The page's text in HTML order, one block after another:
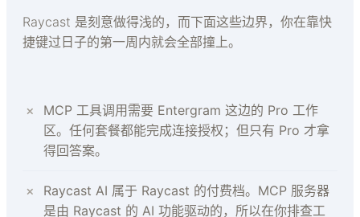
Raycast 是刻意做得浅的，而下面这些边界，你在靠快
捷键过日子的第一周内就会全部撞上。
MCP 工具调用需要 Entergram 这边的 Pro 工作
区。任何套餐都能完成连接授权；但只有 Pro 才拿
得回答案。
Raycast AI 属于 Raycast 的付费档。MCP 服务器
是由 Raycast 的 AI 功能驱动的，所以在你排查工